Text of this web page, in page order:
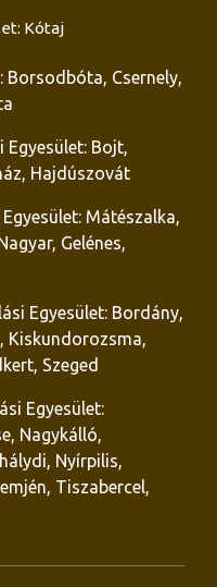
Kótaj
Borsodbóta, Csernely,
Egyesület: Bojt,
Hajdúszovát
Mátészalka,
Gelénes,
Egyesület: Bordány,
Kiskundorozsma,
Szeged
Egyesület:
Nagykálló,
Nyírpilis,
Tiszabercel,